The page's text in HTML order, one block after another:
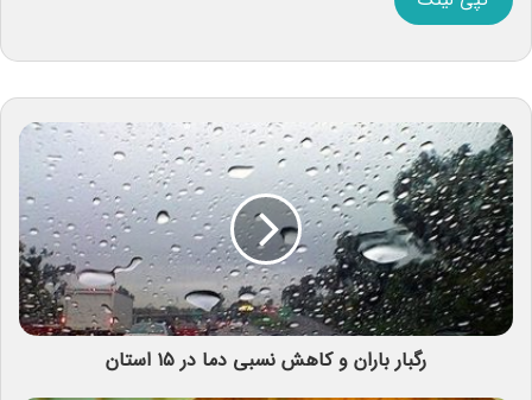
رگبار باران و کاهش نسبی دما در ۱۵ استان